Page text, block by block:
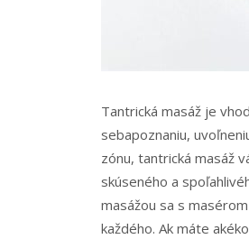
Tantrická masáž je
sebapoznaniu,
zónu, tantrická masáž
skúseného a
masážou sa s
každého. Ak máte